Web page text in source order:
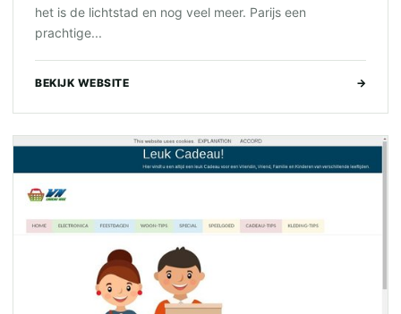
het is de lichtstad en nog veel meer. Parijs een
prachtige...
BEKIJK WEBSITE →